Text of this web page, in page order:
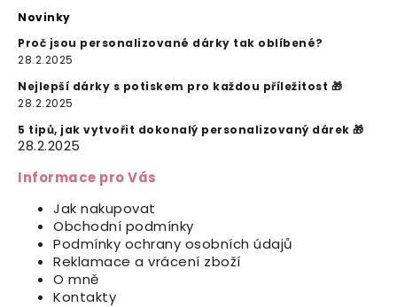
Novinky
Proč jsou personalizované dárky tak oblíbené?
28.2.2025
Nejlepší dárky s potiskem pro každou příležitost 🎁
28.2.2025
5 tipů, jak vytvořit dokonalý personalizovaný dárek 🎁
28.2.2025
Informace pro Vás
Jak nakupovat
Obchodní podmínky
Podmínky ochrany osobních údajů
Reklamace a vrácení zboží
O mně
Kontakty